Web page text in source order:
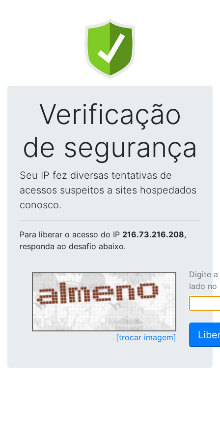
Verificação
de segurança
Seu IP fez diversas tentativas de
acessos suspeitos a sites hospedados
conosco.
Para liberar o acesso do IP 216.73.216.208,
responda ao desafio abaixo.
[trocar imagem]
Digite
lado no